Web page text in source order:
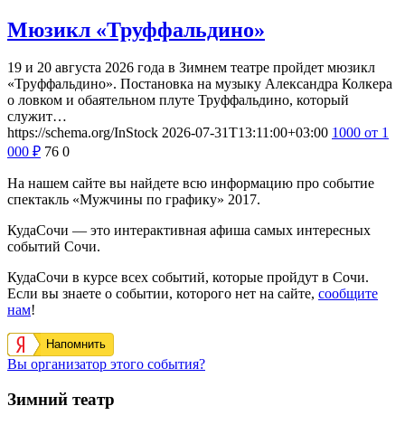
Мюзикл «Труффальдино»
19 и 20 августа 2026 года в Зимнем театре пройдет мюзикл
«Труффальдино». Постановка на музыку Александра Колкера
о ловком и обаятельном плуте Труффальдино, который
служит…
https://schema.org/InStock 2026-07-31T13:11:00+03:00 1000 от 1
000 ₽ 76 0
На нашем сайте вы найдете всю информацию про событие
спектакль «Мужчины по графику» 2017.
КудаСочи — это интерактивная афиша самых интересных
событий Сочи.
КудаСочи в курсе всех событий, которые пройдут в Сочи.
Если вы знаете о событии, которого нет на сайте, сообщите
нам!
Напомнить
Вы организатор этого события?
Зимний театр